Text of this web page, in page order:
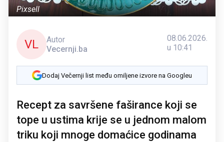
Pixsell
VL
Autor
Vecernji.ba
08.06.2026.
u 10:41
Dodaj Večernji list među omiljene izvore na Googleu
Recept za savršene faširance koji se
tope u ustima krije se u jednom malom
triku koji mnoge domaćice godinama